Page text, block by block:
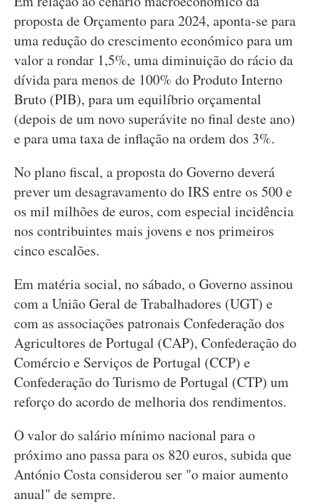
proposta de Orçamento para 2024, aponta-se para
uma redução do crescimento económico para um
valor a rondar 1,5%, uma diminuição do rácio da
dívida para menos de 100% do Produto Interno
Bruto (PIB), para um equilíbrio orçamental
(depois de um novo superávite no final deste ano)
e para uma taxa de inflação na ordem dos 3%.
No plano fiscal, a proposta do Governo deverá
prever um desagravamento do IRS entre os 500 e
os mil milhões de euros, com especial incidência
nos contribuintes mais jovens e nos primeiros
cinco escalões.
Em matéria social, no sábado, o Governo assinou
com a União Geral de Trabalhadores (UGT) e
com as associações patronais Confederação dos
Agricultores de Portugal (CAP), Confederação do
Comércio e Serviços de Portugal (CCP) e
Confederação do Turismo de Portugal (CTP) um
reforço do acordo de melhoria dos rendimentos.
O valor do salário mínimo nacional para o
próximo ano passa para os 820 euros, subida que
António Costa considerou ser "o maior aumento
anual" de sempre.